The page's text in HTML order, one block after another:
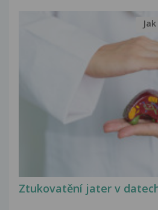
Ztukovatění jater v